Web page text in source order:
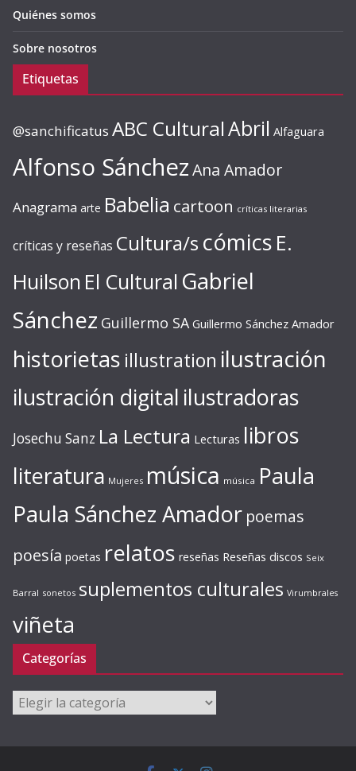
Quiénes somos
Sobre nosotros
Etiquetas
@sanchificatus ABC CulturalAbril Alfaguara
Alfonso SánchezAna Amador
Anagrama arte Babelia cartoon críticas literarias
críticas y reseñas Cultura/s cómics E.
Huilson El Cultural Gabriel
Sánchez Guillermo SA Guillermo Sánchez Amador
historietas illustration ilustración
ilustración digital ilustradoras
Josechu Sanz La Lectura Lecturas libros
literatura Mujeres música música Paula
Paula Sánchez Amador poemas
poesía poetas relatos reseñas Reseñas discos Seix
Barral sonetos suplementos culturales Virumbrales
viñeta
Categorías
Categorías